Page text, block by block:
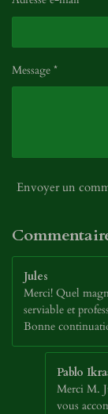
Message *
Envoyer un
Jules
Merci! Quel
serviable et
Bonne
Pablo
Merci M.
vous